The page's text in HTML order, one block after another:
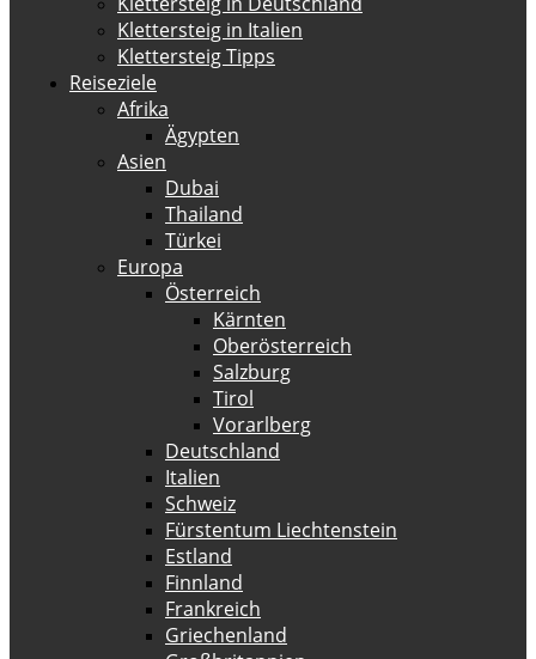
Klettersteig in Italien
Klettersteig Tipps
Reiseziele
Afrika
Ägypten
Asien
Dubai
Thailand
Türkei
Europa
Österreich
Kärnten
Oberösterreich
Salzburg
Tirol
Vorarlberg
Deutschland
Italien
Schweiz
Fürstentum Liechtenstein
Estland
Finnland
Frankreich
Griechenland